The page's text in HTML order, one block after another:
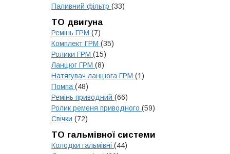
Паливний фільтр (33)
ТО двигуна
Ремінь ГРМ (7)
Комплект ГРМ (35)
Ролики ГРМ (15)
Ланцюг ГРМ (8)
Натягувач ланцюга ГРМ (1)
Помпа (48)
Ремінь приводний (66)
Ролик ременя приводного (59)
Свічки (72)
ТО гальмівної системи
Колодки гальмівні (44)